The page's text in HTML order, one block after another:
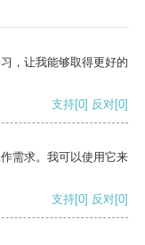
，让我能够取得更好的
支持[0] 反对[0]
需求。我可以使用它来
支持[0] 反对[0]